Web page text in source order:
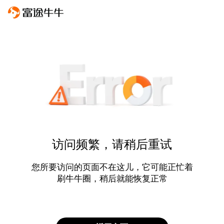
访问频繁，请稍后重试
您所要访问的页面不在这儿，它可能正忙着
刷牛牛圈，稍后就能恢复正常